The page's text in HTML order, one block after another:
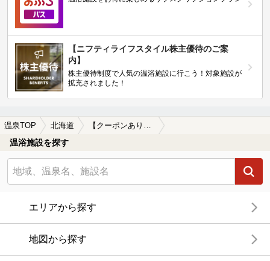
【ニフティライフスタイル株主優待のご案
内】
株主優待制度で人気の温浴施設に行こう！対象施設が
拡充されました！
温泉TOP 北海道
温浴施設を探す
エリアから探す
地図から探す